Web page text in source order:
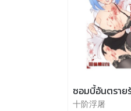
ซอมบี้อันตราย
十阶浮屠